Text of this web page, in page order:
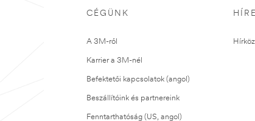
CÉGÜNK
A 3M-ről
Karrier a 3M-nél
Befektetői kapcsolatok (angol)
Beszállítóink és partnereink
Fenntarthatóság (US, angol)